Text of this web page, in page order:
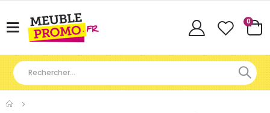
Basculer
Cart
0